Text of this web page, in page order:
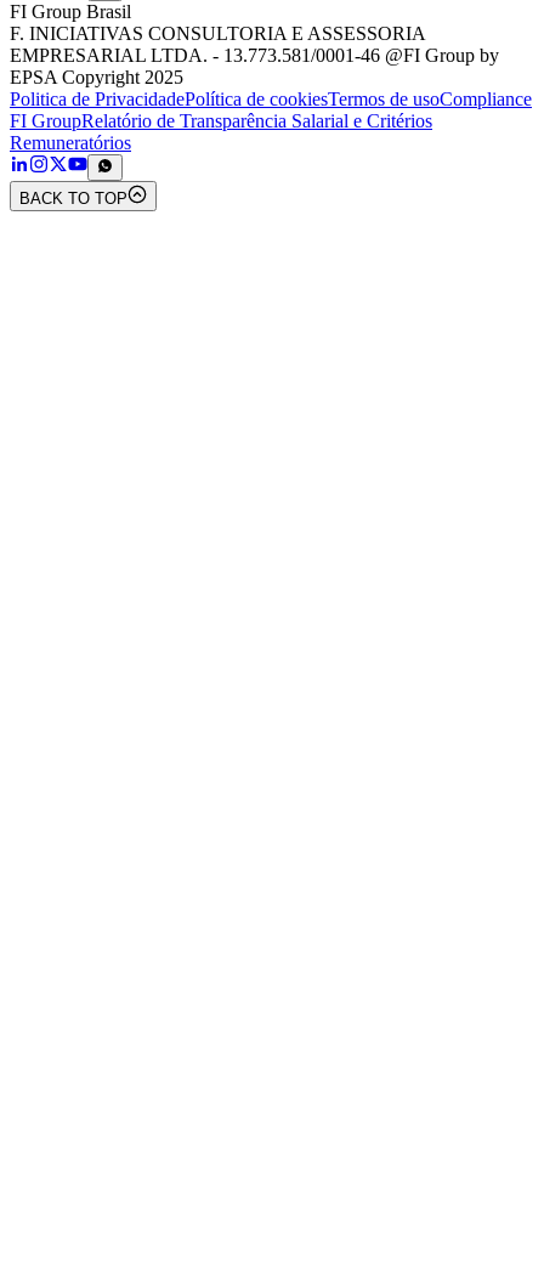
FI Group Brasil
F. INICIATIVAS CONSULTORIA E ASSESSORIA
EMPRESARIAL LTDA. - 13.773.581/0001-46 @FI Group by
EPSA Copyright 2025
Politica de PrivacidadePolítica de cookiesTermos de usoCompliance
FI GroupRelatório de Transparência Salarial e Critérios
Remuneratórios
BACK TO TOP